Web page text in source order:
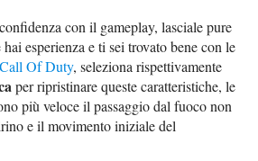
con il gameplay, lasciale pure
esperienza e ti sei trovato bene con le
Call Of Duty, seleziona rispettivamente
per ripristinare queste caratteristiche, le
più veloce il passaggio dal fuoco non
e il movimento iniziale del